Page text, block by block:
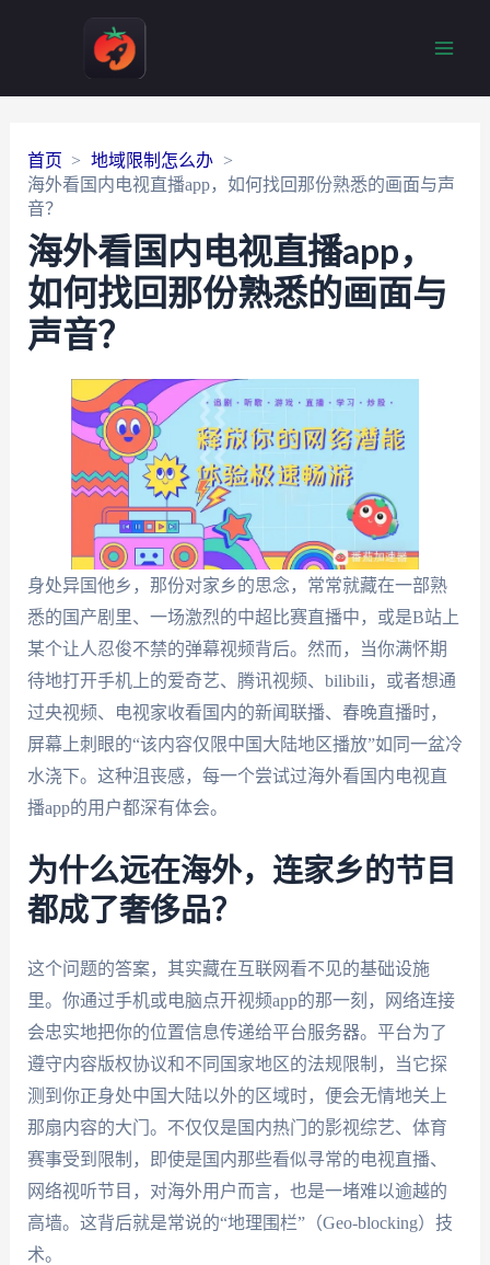
首页
地域限制怎么办
海外看国内电视直播app，如何找回那份熟悉的画面与声
音？
海外看国内电视直播app，
如何找回那份熟悉的画面与
声音？
身处异国他乡，那份对家乡的思念，常常就藏在一部熟
悉的国产剧里、一场激烈的中超比赛直播中，或是B站上
某个让人忍俊不禁的弹幕视频背后。然而，当你满怀期
待地打开手机上的爱奇艺、腾讯视频、bilibili，或者想通
过央视频、电视家收看国内的新闻联播、春晚直播时，
屏幕上刺眼的“该内容仅限中国大陆地区播放”如同一盆冷
水浇下。这种沮丧感，每一个尝试过海外看国内电视直
播app的用户都深有体会。
为什么远在海外，连家乡的节目
都成了奢侈品？
这个问题的答案，其实藏在互联网看不见的基础设施
里。你通过手机或电脑点开视频app的那一刻，网络连接
会忠实地把你的位置信息传递给平台服务器。平台为了
遵守内容版权协议和不同国家地区的法规限制，当它探
测到你正身处中国大陆以外的区域时，便会无情地关上
那扇内容的大门。不仅仅是国内热门的影视综艺、体育
赛事受到限制，即使是国内那些看似寻常的电视直播、
网络视听节目，对海外用户而言，也是一堵难以逾越的
高墙。这背后就是常说的“地理围栏”（Geo-blocking）技
术。